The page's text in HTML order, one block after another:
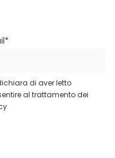
di aver letto
al trattamento dei